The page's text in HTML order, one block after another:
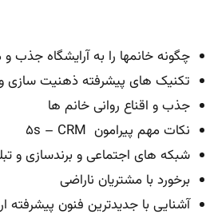
چگونه خانمها را به آرایشگاه جذب و
تکنیک های پیشرفته ذهنیت سازی و
جذب و اقناع روانی خانم ها
نکات مهم پیرامون ۵s – CRM
شبکه های اجتماعی و برندسازی و
برخورد با مشتریان ناراضی
آشنایی با جدیدترین فنون پیشرفته